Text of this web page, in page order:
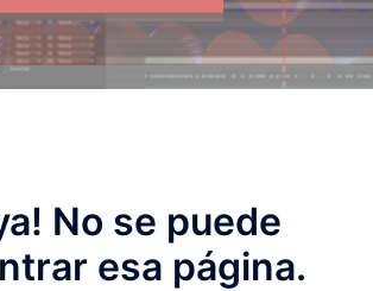
No se puede
esa página.